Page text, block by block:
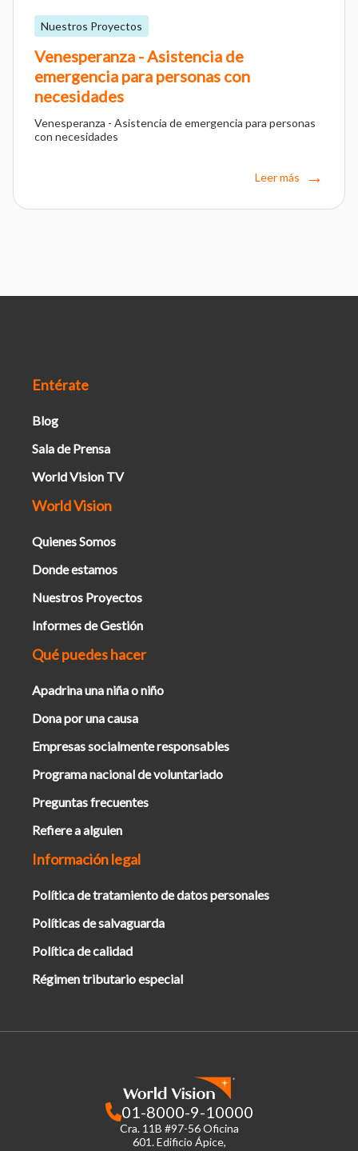
Nuestros Proyectos
Venesperanza - Asistencia de
emergencia para personas con
necesidades
Venesperanza - Asistencia de emergencia para personas
con necesidades
Leer más
Entérate
Blog
Sala de Prensa
World Vision TV
World Vision
Quienes Somos
Donde estamos
Nuestros Proyectos
Informes de Gestión
Qué puedes hacer
Apadrina una niña o niño
Dona por una causa
Empresas socialmente responsables
Programa nacional de voluntariado
Preguntas frecuentes
Refiere a alguien
Información legal
Política de tratamiento de datos personales
Políticas de salvaguarda
Política de calidad
Régimen tributario especial
01-8000-9-10000
Cra. 11B #97-56 Oficina
601.Edificio Ápice,